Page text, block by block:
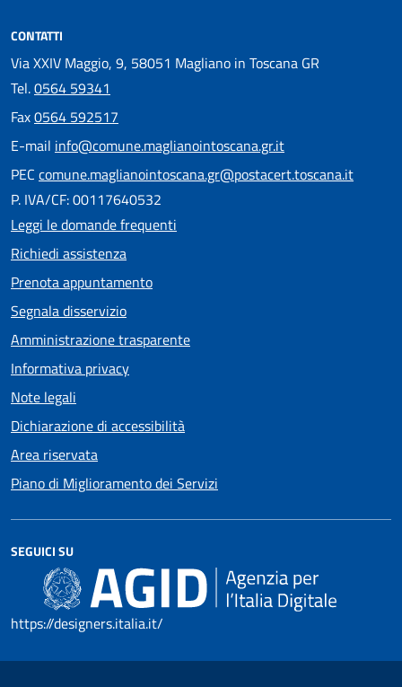
CONTATTI
Via XXIV Maggio, 9, 58051 Magliano in Toscana GR
Tel.0564 59341
Fax0564 592517
E-mail info@comune.maglianointoscana.gr.it
PEC comune.maglianointoscana.gr@postacert.toscana.it
P. IVA/CF: 00117640532
Leggi le domande frequenti
Richiedi assistenza
Prenota appuntamento
Segnala disservizio
Amministrazione trasparente
Informativa privacy
Note legali
Dichiarazione di accessibilità
Area riservata
Piano di Miglioramento dei Servizi
SEGUICI SU
https://designers.italia.it/